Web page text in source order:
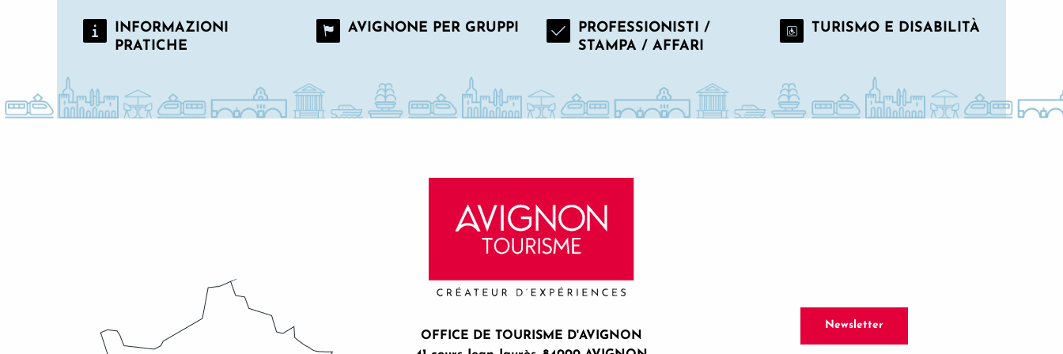
INFORMAZIONI
PRATICHE
AVIGNONE PER GRUPPI
PROFESSIONISTI /
STAMPA / AFFARI
TURISMO E DISABILITÀ
OFFICE DE TOURISME D'AVIGNON
Newsletter